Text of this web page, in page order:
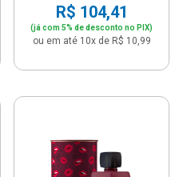
R$ 104,41
(já com 5% de desconto no PIX)
ou em até 10x de R$ 10,99